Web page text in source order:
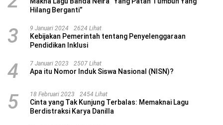
Hilang Berganti”
3 9 Januari 2024 2624 Lihat
Kebijakan Pemerintah tentang Penyelenggaraan
Pendidikan Inklusi
4 7 Januari 2023 2507 Lihat
Apa itu Nomor Induk Siswa Nasional (NISN)?
5 18 Februari 2023 2454 Lihat
Cinta yang Tak Kunjung Terbalas: Memaknai Lagu
Berdistraksi Karya Danilla